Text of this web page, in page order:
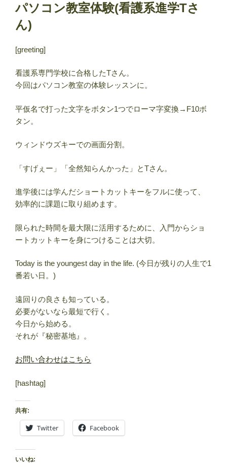
日:
パソコン教室体験(看護系進学Tさ
ん)
[greeting]
看護系専門学校に合格したTさん。
今回はパソコン教室の体験レッスンに。
平仮名で打った文字をボタン1つでローマ字変換→F10ボ
タン。
ウィンドウズキーでの画面分割。
「すげぇー」「全然知らんかった」とTさん。
進学後には学んだショートカットキーをフルに使って、
効率的に課題に取り組めます。
限られた時間を最大限に活用するために、入門からショ
ートカットキーを身につけることは大切。
Today is the youngest day in the life. (今日が残りの人生で1
番若い日。)
遠回りの良さも知っている。
必要がないなら最短で行く。
今日から始める。
それが『秘密基地』。
お問い合わせはこちら
[hashtag]
共有:
Twitter Facebook
いいね: